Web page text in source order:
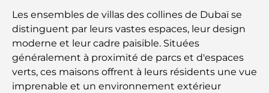
Cafés à Business Bay : l’alliance parfaite du café et
de la convivialité
Restaurants étoilés Michelin à Dubaï : un circuit
gastronomique inoubliable
Les ensembles de villas des collines de Dubaï se
distinguent par leurs vastes espaces, leur design
moderne et leur cadre paisible. Situées
généralement à proximité de parcs et d'espaces
verts, ces maisons offrent à leurs résidents une vue
imprenable et un environnement extérieur